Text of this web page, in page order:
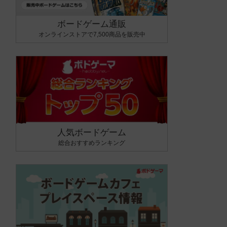
ボードゲーム通販
オンラインストアで7,500商品を販売中
人気ボードゲーム
総合おすすめランキング